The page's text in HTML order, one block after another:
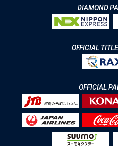
DIAMOND
OFFICIAL
OFFICIAL